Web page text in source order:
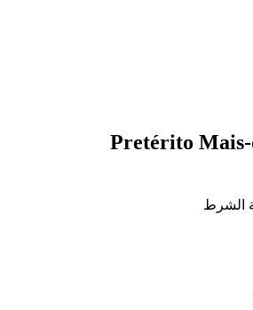
Pretérito
الشرط